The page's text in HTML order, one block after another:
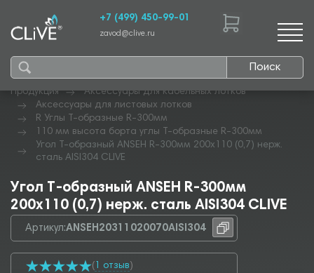
Поиск
+7 (499) 450-99-01
zavod@clive.ru
Продукция
Аксессуары для кабельных лотков
Аксессуары для листовых лотков
R Углы Т-образные R-300мм
110 мм высота борта углы Т-образные R-300мм
Угол Т-образный ANSEH R-300мм 200х110 (0,7) нерж.
сталь AISI304 CLIVE
Угол Т-образный ANSEH R-300мм
200х110 (0,7) нерж. сталь AISI304 CLIVE
Артикул:ANSEH20311020070AISI304
( 1 отзыв)